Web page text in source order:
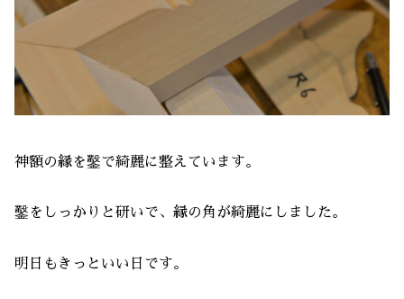
神額の縁を鑿で綺麗に整えています。
鑿をしっかりと研いで、縁の角が綺麗にしました。
明日もきっといい日です。